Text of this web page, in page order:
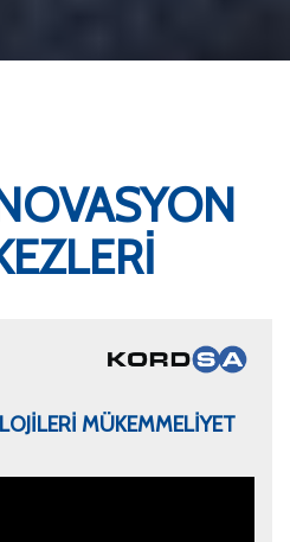
MÜKEMMELİYET